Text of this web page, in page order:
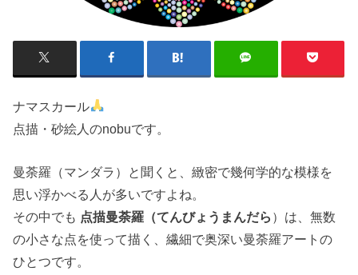
ナマスカール
点描・砂絵人のnobuです。
曼荼羅（マンダラ）と聞くと、緻密で幾何学的な模様を
思い浮かべる人が多いですよね。
その中でも 点描曼荼羅（てんびょうまんだら ）は、無数
の小さな点を使って描く、繊細で奥深い曼荼羅アートの
ひとつです。